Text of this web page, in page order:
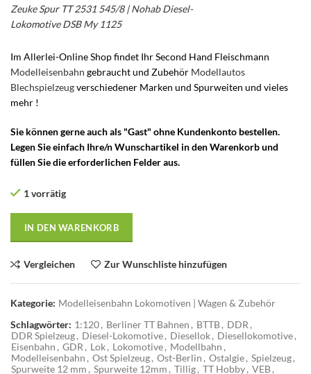
Zeuke Spur TT 2531 545/8 | Nohab Diesel-
Lokomotive DSB My 1125
Im Allerlei-Online Shop findet Ihr Second Hand Fleischmann
Modelleisenbahn gebrauchtund Zubehör Modellautos
Blechspielzeugverschiedener Marken und Spurweiten und vieles
mehr !
Sie können gerne auch als "Gast" ohne Kundenkonto bestellen.
Legen Sie einfach Ihre/n Wunschartikel in den Warenkorb und
füllen Sie die erforderlichen Felder aus.
1 vorrätig
IN DEN WARENKORB
Vergleichen Zur Wunschliste hinzufügen
Kategorie: Modelleisenbahn Lokomotiven | Wagen & Zubehör
Schlagwörter: 1:120, Berliner TT Bahnen , BTTB, DDR ,
DDR Spielzeug, Diesel-Lokomotive, Diesellok, Diesellokomotive,
Eisenbahn , GDR , Lok, Lokomotive, Modellbahn ,
Modelleisenbahn , Ost Spielzeug, Ost-Berlin , Ostalgie, Spielzeug,
Spurweite 12 mm , Spurweite 12mm , Tillig, TT Hobby, VEB,